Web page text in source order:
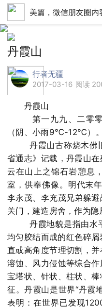
美篇，微信朋友圈内
丹霞山
行者无疆
2017-03-16 阅读
丹霞山
第一九九、二零零
（阴、小雨9℃-12℃）。
丹霞山古称烧木佛旧
省通志》记载，丹霞山
云在山上之锦石岩憩息
室，供奉佛像。明代末
李永茂、李充茂兄弟躲
关门，建造房舍，作为隐
丹霞地貌是指由水平
均匀胶结而成的红色碎
直或高角度节理切割，
溶蚀、风力侵蚀等综合作
宝塔状、针状、柱状、
征。丹霞山是世界“丹霞
表明：在世界已发现